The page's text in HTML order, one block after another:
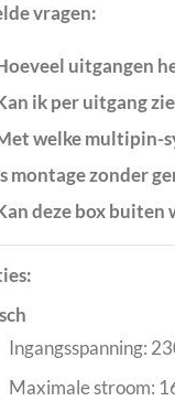
vragen:
uitgangen
ik per uitgang
welke multipin-
montage zonder
deze box buiten
Ingangsspanning:
Maximale stroom: